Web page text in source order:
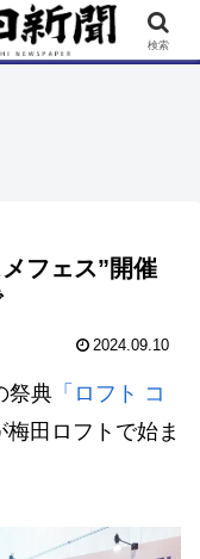
街ネタ イベント
フェス”開催
2024.09.10
祭典 「ロフト コ
梅田ロフトで始ま
検索